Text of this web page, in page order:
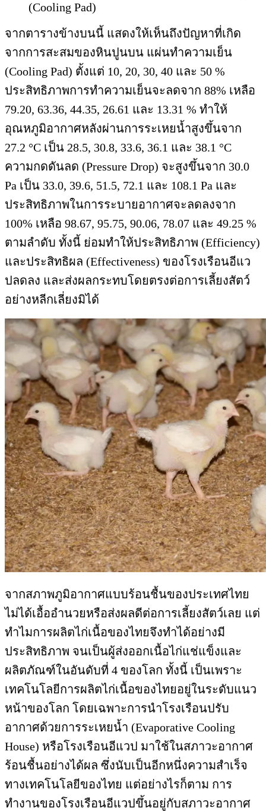
(Cooling Pad)
จากตารางข้างบนนี้ แสดงให้เห็นถึงปัญหาที่เกิด
จากการสะสมของหินปูนบน แผ่นทำความเย็น
(Cooling Pad) ตั้งแต่ 10, 20, 30, 40 และ 50 %
ประสิทธิภาพการทำความเย็นจะลดจาก 88% เหลือ
79.20, 63.36, 44.35, 26.61 และ 13.31 % ทำให้
อุณหภูมิอากาศหลังผ่านการระเหยน้ำสูงขึ้นจาก
27.2 °C เป็น 28.5, 30.8, 33.6, 36.1 และ 38.1 °C
ความกดดันลด (Pressure Drop) จะสูงขึ้นจาก 30.0
Pa เป็น 33.0, 39.6, 51.5, 72.1 และ 108.1 Pa และ
ประสิทธิภาพในการระบายอากาศจะลดลงจาก
100% เหลือ 98.67, 95.75, 90.06, 78.07 และ 49.25 %
ตามลำดับ ทั้งนี้ ย่อมทำให้ประสิทธิภาพ (Efficiency)
และประสิทธิผล (Effectiveness) ของโรงเรือนอีแว
ปลดลง และส่งผลกระทบโดยตรงต่อการเลี้ยงสัตว์
อย่างหลีกเลี่ยงมิได้
จากสภาพภูมิอากาศแบบร้อนชื้นของประเทศไทย
ไม่ได้เอื้ออำนวยหรือส่งผลดีต่อการเลี้ยงสัตว์เลย แต่
ทำไมการผลิตไก่เนื้อของไทยจึงทำได้อย่างมี
ประสิทธิภาพ จนเป็นผู้ส่งออกเนื้อไก่แช่แข็งและ
ผลิตภัณฑ์ในอันดับที่ 4 ของโลก ทั้งนี้ เป็นเพราะ
เทคโนโลยีการผลิตไก่เนื้อของไทยอยู่ในระดับแนว
หน้าของโลก โดยเฉพาะการนำโรงเรือนปรับ
อากาศด้วยการระเหยน้ำ (Evaporative Cooling
House) หรือโรงเรือนอีแวป มาใช้ในสภาวะอากาศ
ร้อนชื้นอย่างได้ผล ซึ่งนับเป็นอีกหนึ่งความสำเร็จ
ทางเทคโนโลยีของไทย แต่อย่างไรก็ตาม การ
ทำงานของโรงเรือนอีแวปขึ้นอยู่กับสภาวะอากาศ